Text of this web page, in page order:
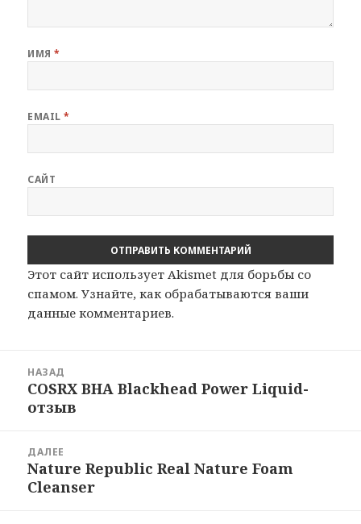
ИМЯ*
EMAIL*
САЙТ
Этот сайт использует Akismet для борьбы со
спамом.Узнайте, как обрабатываются ваши
данные комментариев.
записям
НАЗАД
Предыдущая
запись:
COSRX BHA Blackhead Power Liquid-
отзыв
ДАЛЕЕ
Следующая
запись:
Nature Republic Real Nature Foam
Cleanser